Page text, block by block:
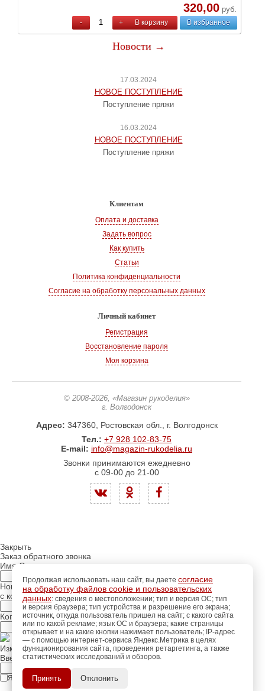
320,00руб.
- + В корзину В избранное
Новости →
17.03.2024
НОВОЕ ПОСТУПЛЕНИЕ
Поступление пряжи
16.03.2024
НОВОЕ ПОСТУПЛЕНИЕ
Поступление пряжи
Клиентам
Оплата и доставка
Задать вопрос
Как купить
Статьи
Политика конфиденциальности
Согласие на обработку персональных данных
Личный кабинет
Регистрация
Восстановление пароля
Моя корзина
© 2008-2026, «Магазин рукоделия»
г. Волгодонск
Адрес: 347360, Ростовская обл., г. Волгодонск
Тел.: +7 928 102-83-75
E-mail: info@magazin-rukodelia.ru
Звонки принимаются ежедневно
с 09-00 до 21-00
Продолжая использовать наш сайт, вы даете согласие
на обработку файлов cookie и пользовательских
данных: сведения о местоположении; тип и версия ОС; тип
и версия браузера; тип устройства и разрешение его экрана;
источник, откуда пользователь пришел на сайт; с какого сайта
или по какой рекламе; язык ОС и браузера; какие страницы
открывает и на какие кнопки нажимает пользователь; IP-адрес
— с помощью интернет-сервиса Яндекс.Метрика в целях
функционирования сайта, проведения ретаргетинга, а также
статистических исследований и обзоров.
Принять Отклонить
Закрыть
Заказ обратного звонка
Имя Отчество:
Номер телефона:
с кодом города
Когда позвонить?
Изменить число
Введите текст с картинки:
Я принимаю условия политики конфиденциальности
Пройдитерегистрацию для
использования
дополнительных возможностей